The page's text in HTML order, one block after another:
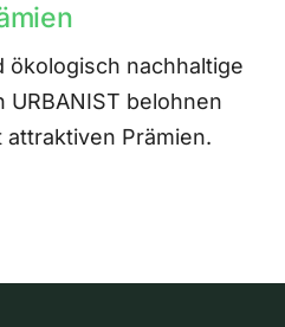
ökologisch nachhaltige
belohnen
Prämien.